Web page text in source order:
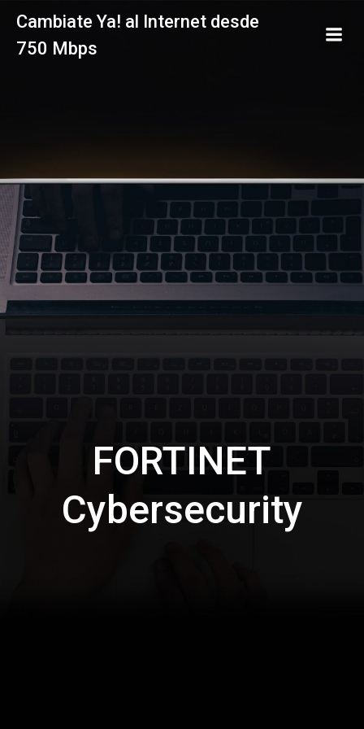
al
Cambiate Ya! al Internet desde
750 Mbps
FORTINET
Cybersecurity